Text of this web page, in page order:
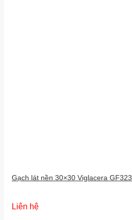
Gạch lát nền 30×30 Viglacera GF323
Liên hệ